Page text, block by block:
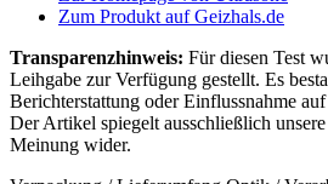
Zum Produkt auf Geizhals.de
Transparenzhinweis: Für diesen Test
Leihgabe zur Verfügung gestellt. Es
Berichterstattung oder Einflussnahme
Der Artikel spiegelt ausschließlich
Meinung wider.